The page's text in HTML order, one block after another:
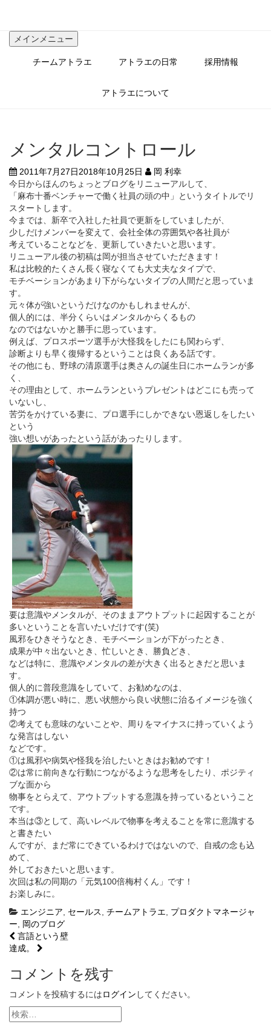
メインメニュー
チームアトラエ アトラエの日常 採用情報
アトラエについて
メンタルコントロール
2011年7月27日2018年10月25日
岡 利幸
今日からほんのちょっとブログをリニューアルして、
「麻布十番ベンチャーで働く社員の頭の中」というタイトルでリ
スタートします。
今までは、新卒で入社した社員で更新をしていましたが、
少しだけメンバーを変えて、会社全体の雰囲気や各社員が
考えていることなどを、更新していきたいと思います。
リニューアル後の初稿は岡が担当させていただきます！
私は比較的たくさん長く寝なくても大丈夫なタイプで、
モチベーションがあまり下がらないタイプの人間だと思っていま
す。
元々体が強いというだけなのかもしれませんが、
個人的には、半分くらいはメンタルからくるもの
なのではないかと勝手に思っています。
例えば、プロスポーツ選手が大怪我をしたにも関わらず、
診断よりも早く復帰するということは良くある話です。
その他にも、野球の清原選手は奥さんの誕生日にホームランが多
く、
その理由として、ホームランというプレゼントはどこにも売って
いないし、
苦労をかけている妻に、プロ選手にしかできない恩返しをしたい
という
強い想いがあったという話があったりします。
要は意識やメンタルが、そのままアウトプットに起因することが
多いということを言いたいだけです(笑)
風邪をひきそうなとき、モチベーションが下がったとき、
成果が中々出ないとき、忙しいとき、勝負どき、
などは特に、意識やメンタルの差が大きく出るときだと思いま
す。
個人的に普段意識をしていて、お勧めなのは、
①体調が悪い時に、悪い状態から良い状態に治るイメージを強く
持つ
②考えても意味のないことや、周りをマイナスに持っていくよう
な発言はしない
などです。
①は風邪や病気や怪我を治したいときはお勧めです！
②は常に前向きな行動につながるような思考をしたり、ポジティ
ブな面から
物事をとらえて、アウトプットする意識を持っているということ
です。
本当は③として、高いレベルで物事を考えることを常に意識する
と書きたい
んですが、まだ常にできているわけではないので、自戒の念も込
めて、
外しておきたいと思います。
次回は私の同期の「元気100倍梅村くん」です！
お楽しみに。
エンジニア
セールス チームアトラエ
プロダクトマネージャ
ー
岡のブログ
投
稿
ナ
ビ
ゲ
言語という壁
達成。
コメントを残す
コメントを投稿するにはログイン してください。